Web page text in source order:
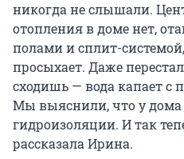
никогда не слышали.
отопления в доме нет,
полами и сплит-
просыхает. Даже
сходишь — вода капает с
Мы выяснили, что у дома
гидроизоляции. И так
рассказала Ирина.